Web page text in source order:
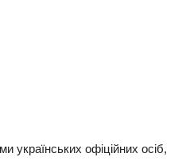
українських офіційних осіб,